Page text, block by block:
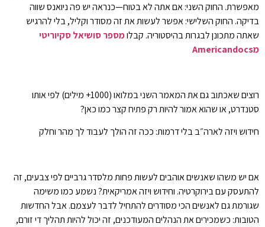
מאפשרת. החוק השני: אם אתה לא בטוח—כנראה יש פה ניואנס שווה
בדיקה. החוק השלישי: אפשר לעשות את זה מסודר וקליל, בלי להרגיש
שאתה מתכונן לבגרות בהיסטוריה. קבלומספר סושיאל סקיוריטי
מAmericandocs
רוצים שאכתוב גם את המאמר השני במלואו (1000+ מילים) לפי אותו
סטנדרט, או שהוא אמור להיות רק פתיח קצר כמו כאן?
חידוש ויזה לארה״ב בלי דרמות: ככה זה הולך לעבוד לך מהר וחלק
אם יש משהו שאנשים אוהבים לעשות פחות מלסדר גרביים לפי צבעים, זה
להתעסק עם בירוקרטיה. וחידוש ויזה אמריקאית? נשמע כמו משימה
שגורמת גם לאנשים הכי מסודרים להתחיל לדבר לעצמם. אבל החדשות
הטובות: כשמכירים את הנהלים המעודכנים, זה יכול להיות תהליך די זורם,